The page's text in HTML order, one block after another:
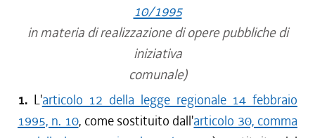
10/1995
in materia di realizzazione di opere pubbliche di
iniziativa
comunale)
1. L'articolo 12 della legge regionale 14 febbraio
1995, n. 10, come sostituito dall'articolo 30, comma